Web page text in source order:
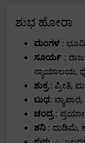
ಶುಭ ಹೋರಾ
ಮಂಗಳ : ಭೂಮಿ
ಸೂರ್ಯ :
ನ್ಯಾಯಾಲಯ,
ಶುಕ್ರ : ಪ್ರೀತಿ,
ಬುಧ:
ಚಂದ್ರ :
ಶನಿ : ದುಡಿಮೆ,